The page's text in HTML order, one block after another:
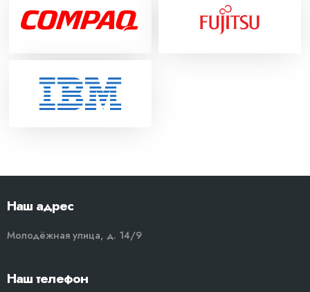
Наш адрес
Молодёжная улица, д. 14/9
Наш телефон